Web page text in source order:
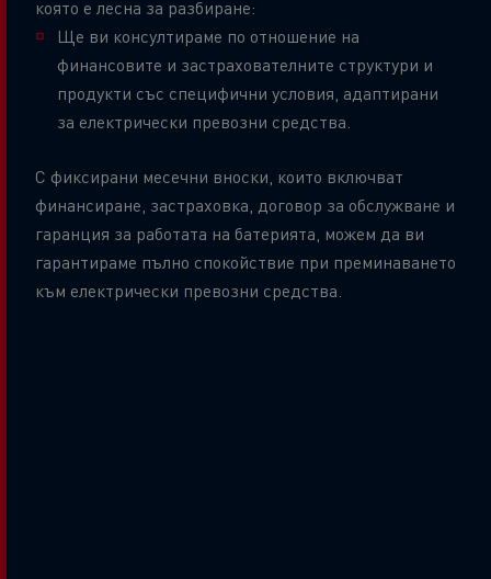
която е лесна за разбиране:
Ще ви консултираме по отношение на
финансовите и застрахователните структури и
продукти със специфични условия, адаптирани
за електрически превозни средства.
С фиксирани месечни вноски, които включват
финансиране, застраховка, договор за обслужване и
гаранция за работата на батерията, можем да ви
гарантираме пълно спокойствие при преминаването
към електрически превозни средства.